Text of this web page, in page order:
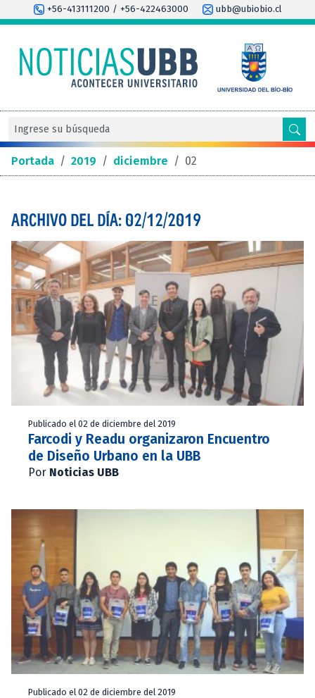
+56-413111200 / +56-422463000 ubb@ubiobio.cl
Portada / 2019 / diciembre / 02
ARCHIVO DEL DÍA: 02/12/2019
Publicado el 02 de diciembre del 2019
Farcodi y Readu organizaron Encuentro
de Diseño Urbano en la UBB
Por Noticias UBB
Publicado el 02 de diciembre del 2019